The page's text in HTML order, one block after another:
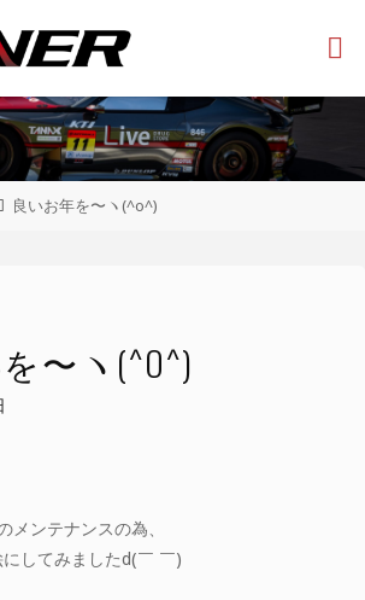
良いお年を〜ヽ(^o^)
〜ヽ(^O^)
メンテナンスの為、
してみましたd(￣ ￣)